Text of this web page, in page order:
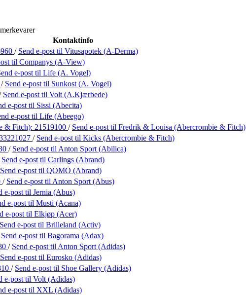
Kontaktinfo
/ Send e-post til Vitusapotek (A-Derma)
til Companys (A-View)
e-post til Life (A. Vogel)
/ Send e-post til Sunkost (A. Vogel)
Send e-post til Volt (A.Kjærbede)
e-post til Sissi (Abecita)
e-post til Life (Abeego)
& Fitch): 21519100 / Send e-post til Fredrik & Louisa (Abercrombie & Fitch)
/ Send e-post til Kicks (Abercrombie & Fitch)
/ Send e-post til Anton Sport (Abilica)
Send e-post til Carlings (Abrand)
Send e-post til QOMO (Abrand)
/ Send e-post til Anton Sport (Abus)
e-post til Jernia (Abus)
e-post til Musti (Acana)
e-post til Elkjøp (Acer)
Send e-post til Brilleland (Activ)
Send e-post til Bagorama (Adax)
/ Send e-post til Anton Sport (Adidas)
Send e-post til Eurosko (Adidas)
/ Send e-post til Shoe Gallery (Adidas)
e-post til Volt (Adidas)
e-post til XXL (Adidas)